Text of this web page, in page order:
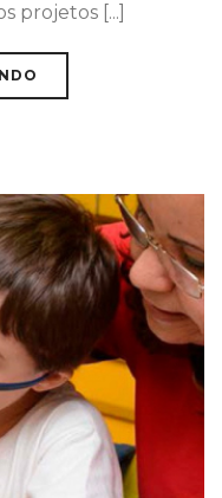
projetos [...]